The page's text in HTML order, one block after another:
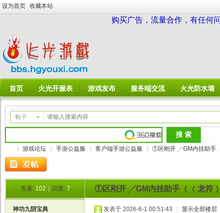
设为首页 收藏本站
购买广告，流量合作，有任何
首页 火光开服表 游戏发布 服务端交流 火光防水墙
帖子
游戏论坛 手游公益服 客户端手游公益服
›
①区刚开 ╱GM内挂助手
查看: 102 回复: 7 ①区刚开 ╱GM内挂助手（（ 龙符
神功九阴宝典 发表于 2026-6-1 00:51:43 显示全部楼层